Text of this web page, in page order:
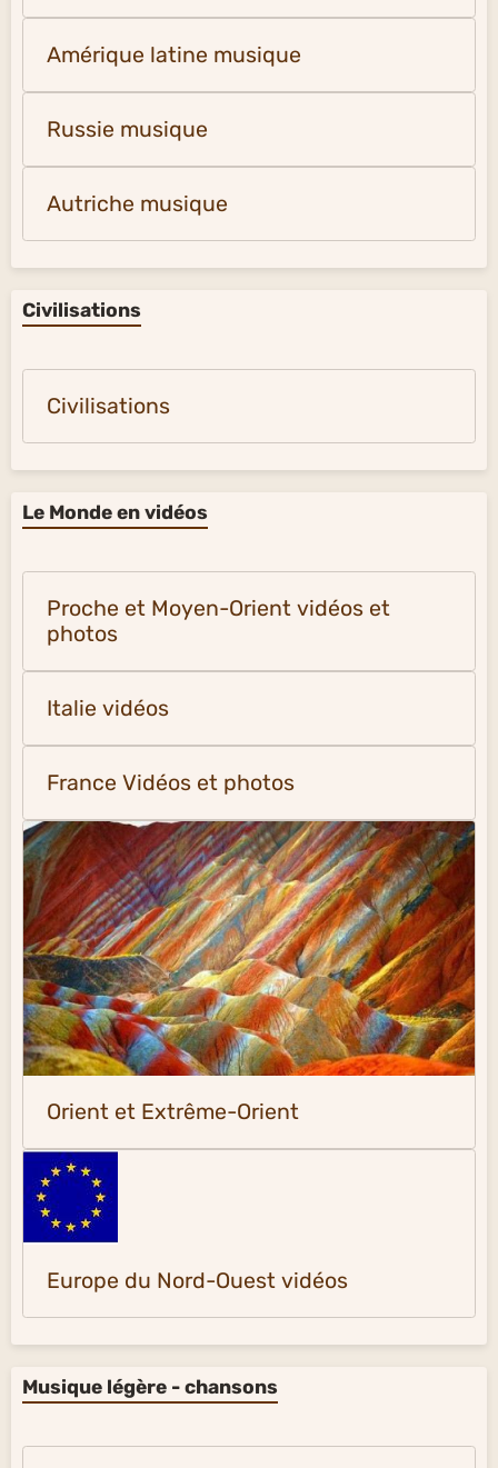
Amérique latine musique
Russie musique
Autriche musique
Civilisations
Civilisations
Le Monde en vidéos
Proche et Moyen-Orient vidéos et
photos
Italie vidéos
France Vidéos et photos
Orient et Extrême-Orient
Europe du Nord-Ouest vidéos
Musique légère - chansons